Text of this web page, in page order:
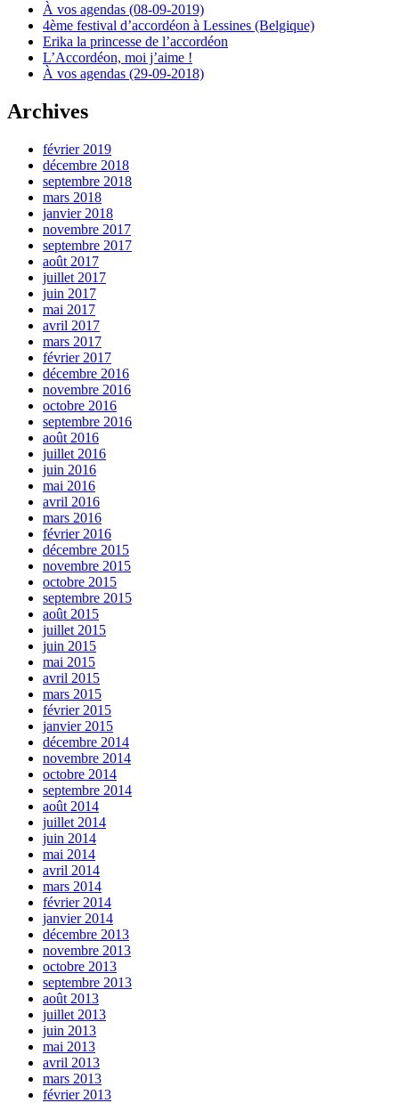
À vos agendas (08-09-2019)
4ème festival d’accordéon à Lessines (Belgique)
Erika la princesse de l’accordéon
L’Accordéon, moi j’aime !
À vos agendas (29-09-2018)
Archives
février 2019
décembre 2018
septembre 2018
mars 2018
janvier 2018
novembre 2017
septembre 2017
août 2017
juillet 2017
juin 2017
mai 2017
avril 2017
mars 2017
février 2017
décembre 2016
novembre 2016
octobre 2016
septembre 2016
août 2016
juillet 2016
juin 2016
mai 2016
avril 2016
mars 2016
février 2016
décembre 2015
novembre 2015
octobre 2015
septembre 2015
août 2015
juillet 2015
juin 2015
mai 2015
avril 2015
mars 2015
février 2015
janvier 2015
décembre 2014
novembre 2014
octobre 2014
septembre 2014
août 2014
juillet 2014
juin 2014
mai 2014
avril 2014
mars 2014
février 2014
janvier 2014
décembre 2013
novembre 2013
octobre 2013
septembre 2013
août 2013
juillet 2013
juin 2013
mai 2013
avril 2013
mars 2013
février 2013